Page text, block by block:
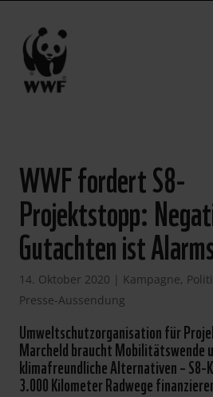
WWF fordert S8-
Projektstopp:
Gutachten ist
14. Oktober 2020 | Kampagne,
Presse-Aussendung
Umweltschutzorganisation für
Marcheld braucht Mobilitätswende
klimafreundliche Alternativen – S8-
3.000 Kilometer Radwege